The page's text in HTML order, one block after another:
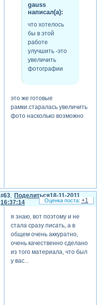
gauss
написал(а):
что хотелось
бы в этой
работе
улучшить -это
увеличить
фотографии
это же готовые
рамки.старалась увеличить
фото насколько возможно
Поделиться
63
18-11-2011
16:37:14
я знаю, вот поэтому и не
стала сразу писать, а в
общем очень аккуратно,
очень качественно сделано
из того материала, что был
у вас...
+1